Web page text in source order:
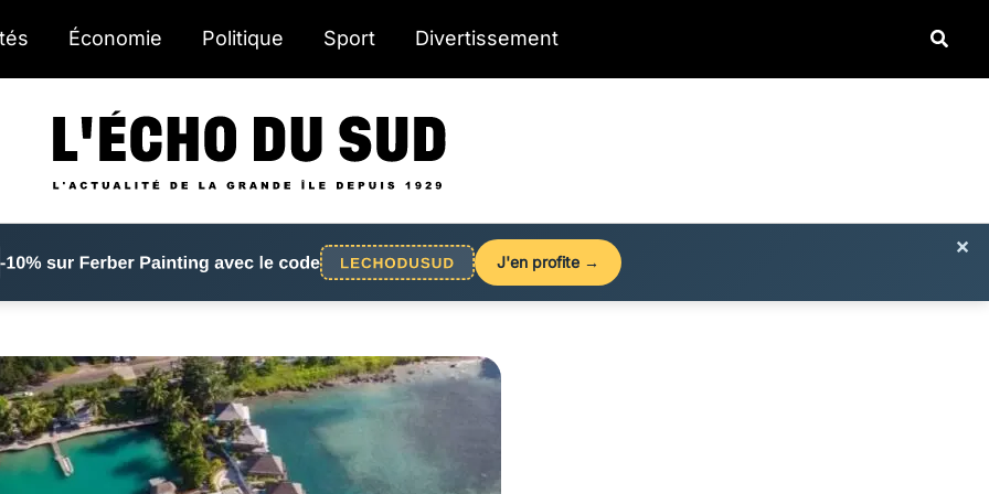
Économie Politique Sport Divertissement
×
J'en profite →